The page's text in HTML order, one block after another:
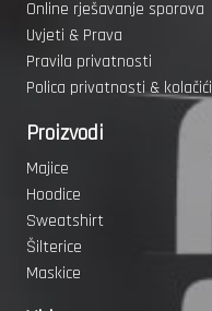
Online rješavanje sporova
Uvjeti & Prava
Pravila privatnosti
Polica privatnosti & kolačići
Proizvodi
Majice
Hoodice
Sweatshirt
Šilterice
Maskice